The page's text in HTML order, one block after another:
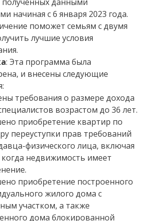
начиная с 6 января 2023 года.
поможет семьям с двумя
лучшие условия
: Эта программа была
и внесены следующие
требования о размере дохода
возрастом до 36 лет.
приобретение квартир по
переуступки прав требований
физического лица, включая
когда недвижимость имеет
приобретение построенного
жилого дома с
участком, а также
дома блокированной